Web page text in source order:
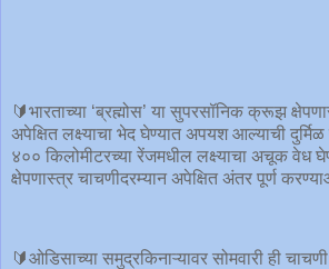
🔰भारताच्या ‘ब्रह्मोस’ या सुपरसॉनिक क्रूझ
अपेक्षित लक्ष्याचा भेद घेण्यात अपयश आल्याची
४०० किलोमीटरच्या रेंजमधील लक्ष्याचा अचूक वेध
क्षेपणास्त्र चाचणीदरम्यान अपेक्षित अंतर पूर्ण
🔰ओडिसाच्या समुद्रकिनाऱ्यावर सोमवारी ही